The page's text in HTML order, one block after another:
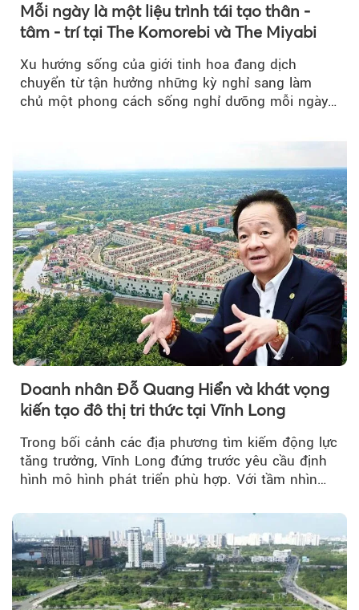
Mỗi ngày là một liệu trình tái tạo thân -
tâm - trí tại The Komorebi và The Miyabi
Xu hướng sống của giới tinh hoa đang dịch
chuyển từ tận hưởng những kỳ nghỉ sang làm
chủ một phong cách sống nghỉ dưỡng mỗi ngày…
Doanh nhân Đỗ Quang Hiển và khát vọng
kiến tạo đô thị tri thức tại Vĩnh Long
Trong bối cảnh các địa phương tìm kiếm động lực
tăng trưởng, Vĩnh Long đứng trước yêu cầu định
hình mô hình phát triển phù hợp. Với tầm nhìn